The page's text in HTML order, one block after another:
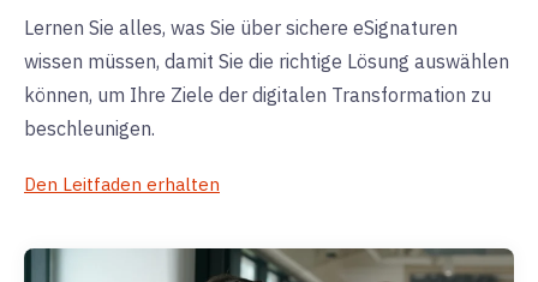
Lernen Sie alles, was Sie über sichere eSignaturen
wissen müssen, damit Sie die richtige Lösung auswählen
können, um Ihre Ziele der digitalen Transformation zu
beschleunigen.
Den Leitfaden erhalten